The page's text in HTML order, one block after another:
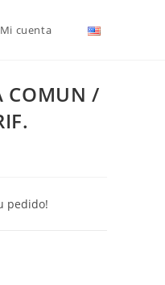
Mi cuenta
COMUN /
pedido!